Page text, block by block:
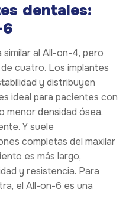
dentales:
al All-on-4, pero
cuatro. Los implantes
y distribuyen
ideal para pacientes con
menor densidad ósea.
Y suele
completas del maxilar
es más largo,
y resistencia. Para
el All-on-6 es una